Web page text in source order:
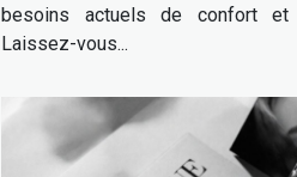
besoins actuels de confort et
Laissez-vous...